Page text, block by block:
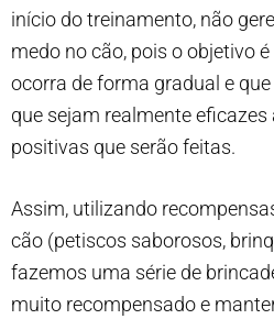
início do treinamento, não
medo no cão, pois o objetivo
ocorra de forma gradual e
que sejam realmente
positivas que serão feitas.
Assim, utilizando
cão (petiscos saborosos,
fazemos uma série de
muito recompensado e